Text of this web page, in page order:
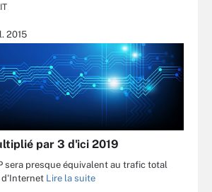
2015
par 3 d'ici 2019
sera presque équivalent au trafic total
d'Internet Lire la suite